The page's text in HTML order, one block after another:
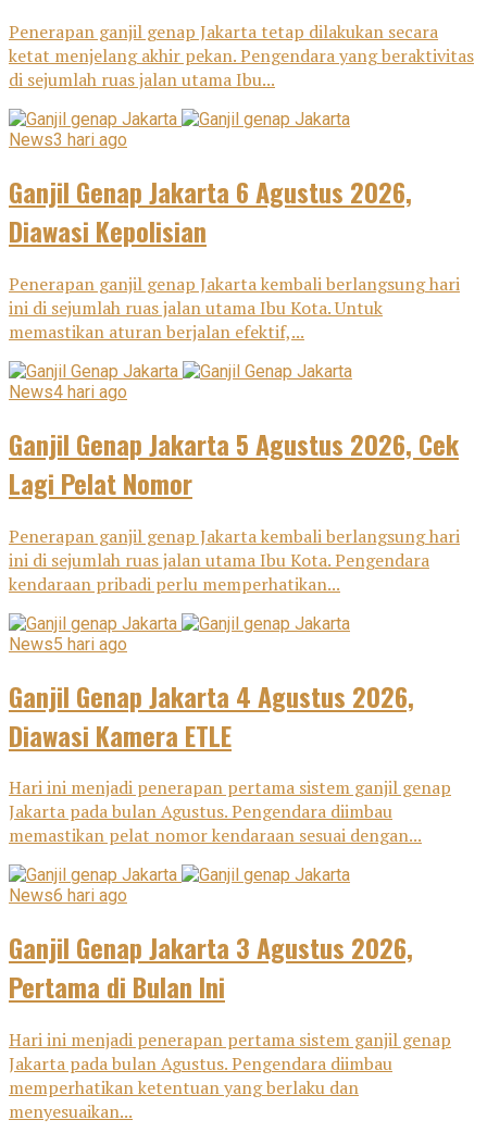
Penerapan ganjil genap Jakarta tetap dilakukan secara
ketat menjelang akhir pekan. Pengendara yang beraktivitas
di sejumlah ruas jalan utama Ibu...
News3 hari ago
Ganjil Genap Jakarta 6 Agustus 2026,
Diawasi Kepolisian
Penerapan ganjil genap Jakarta kembali berlangsung hari
ini di sejumlah ruas jalan utama Ibu Kota. Untuk
memastikan aturan berjalan efektif,...
News4 hari ago
Ganjil Genap Jakarta 5 Agustus 2026, Cek
Lagi Pelat Nomor
Penerapan ganjil genap Jakarta kembali berlangsung hari
ini di sejumlah ruas jalan utama Ibu Kota. Pengendara
kendaraan pribadi perlu memperhatikan...
News5 hari ago
Ganjil Genap Jakarta 4 Agustus 2026,
Diawasi Kamera ETLE
Hari ini menjadi penerapan pertama sistem ganjil genap
Jakarta pada bulan Agustus. Pengendara diimbau
memastikan pelat nomor kendaraan sesuai dengan...
News6 hari ago
Ganjil Genap Jakarta 3 Agustus 2026,
Pertama di Bulan Ini
Hari ini menjadi penerapan pertama sistem ganjil genap
Jakarta pada bulan Agustus. Pengendara diimbau
memperhatikan ketentuan yang berlaku dan
menyesuaikan...